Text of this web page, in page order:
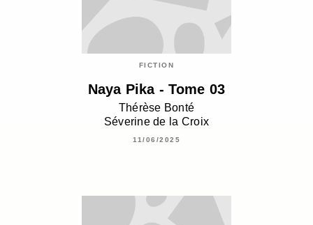
FICTION
Naya Pika - Tome 03
Thérèse Bonté
Séverine de la Croix
11/06/2025